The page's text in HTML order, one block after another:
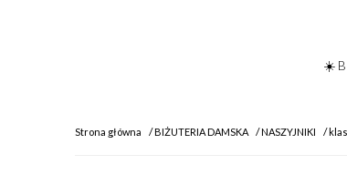
☀️
Strona główna BIŻUTERIA DAMSKA NASZYJNIKI